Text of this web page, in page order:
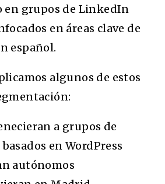
en grupos de LinkedIn
en áreas clave de
español.
algunos de estos
a grupos de
en WordPress
autónomos